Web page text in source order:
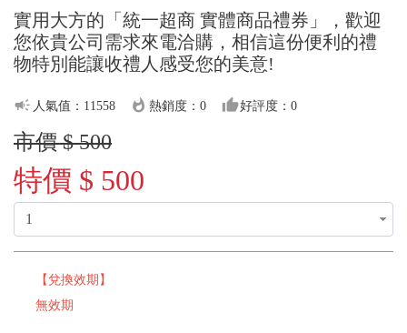
實用大方的「統一超商 實體商品禮券」，歡迎
您依貴公司需求來電洽購，相信這份便利的禮
物特別能讓收禮人感受您的美意!
campaign 人氣值：11558 whatshot 熱銷度：0 thumb_up好評度：0
市價 $ 500
特價 $ 500
【兌換效期】
無效期